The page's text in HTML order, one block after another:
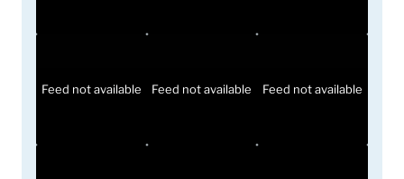
Feed not available Feed not available Feed not available